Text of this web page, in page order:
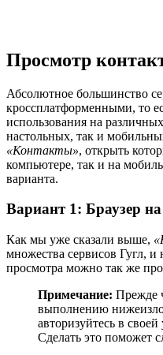
Просмотр
Абсолютное большинство
кроссплатформенными, то
использования на
настольных, так и
«Контакты», открыть
компьютере, так и на
варианта.
Вариант 1: Браузер
Как мы уже сказали выше,
множества сервисов Гугл, и
просмотра можно так же
Примечание: Прежде
выполнению
авторизуйтесь в
Сделать это поможет